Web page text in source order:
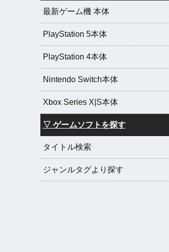
最新ゲーム機 本体
PlayStation 5本体
PlayStation 4本体
Nintendo Switch本体
Xbox Series X|S本体
▽ ゲームソフトを探す
タイトル検索
ジャンルタグより探す